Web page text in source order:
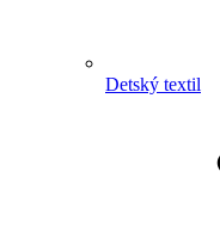
Detský textil